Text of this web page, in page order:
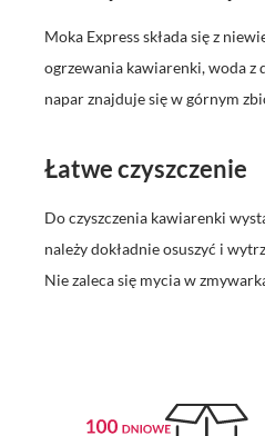
Moka Express składa się z
ogrzewania kawiarenki, woda z
napar znajduje się w górnym
Łatwe czyszczenie
Do czyszczenia kawiarenki
należy dokładnie osuszyć i
Nie zaleca się mycia w